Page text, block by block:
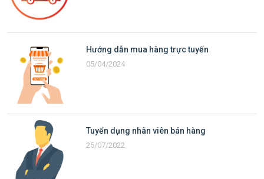
Hướng dẫn mua hàng trực tuyến
05/04/2024
Tuyển dụng nhân viên bán hàng
25/07/2022